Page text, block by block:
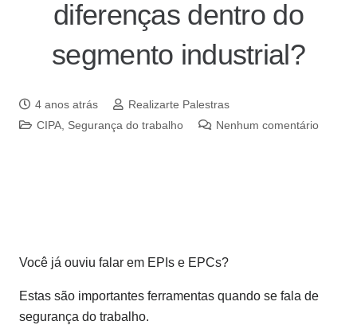
diferenças dentro do
segmento industrial?
4 anos atrás
Realizarte Palestras
CIPA, Segurança do trabalho Nenhum comentário
Você já ouviu falar em EPIs e EPCs?
Estas são importantes ferramentas quando se fala de
segurança do trabalho.